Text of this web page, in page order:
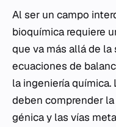
Al ser un campo
bioquímica requiere
que va más allá de
ecuaciones de
la ingeniería
deben comprender
génica y las vías